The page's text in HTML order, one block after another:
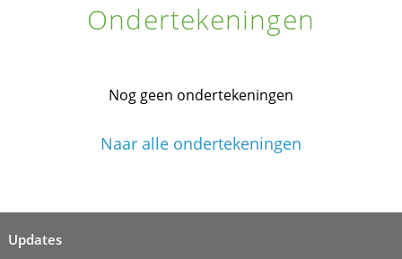
Ondertekeningen
Nog geen ondertekeningen
Naar alle ondertekeningen
Updates